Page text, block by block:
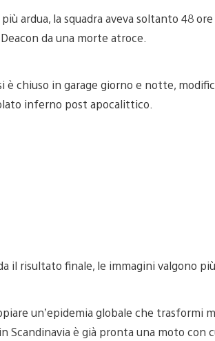
ardua, la squadra aveva soltanto 48
da una morte atroce.
è chiuso in garage giorno e notte,
inferno post apocalittico.
il risultato finale, le immagini valgono
un’epidemia globale che
Scandinavia è già pronta una moto con